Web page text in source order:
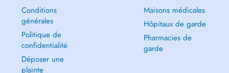
Conditions
générales
Politique de
confidentialité
Déposer une
plainte
Maisons médicales
Hôpitaux de garde
Pharmacies de
garde